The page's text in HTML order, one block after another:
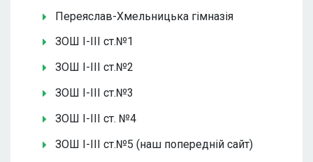
Переяслав-Хмельницька гімназія
ЗОШ І-ІІІ ст.№1
ЗОШ І-ІІІ ст.№2
ЗОШ І-ІІІ ст.№3
ЗОШ І-ІІІ ст. №4
ЗОШ І-ІІІ ст.№5 (наш попередній сайт)